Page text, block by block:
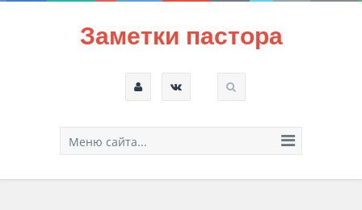
Заметки пастора
Меню сайта...